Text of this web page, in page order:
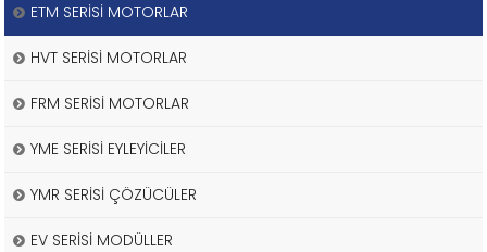
ETM SERİSİ MOTORLAR
HVT SERİSİ MOTORLAR
FRM SERİSİ MOTORLAR
YME SERİSİ EYLEYİCİLER
YMR SERİSİ ÇÖZÜCÜLER
EV SERİSİ MODÜLLER